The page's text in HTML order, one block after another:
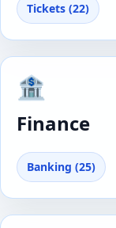
Tickets (22)
🏦
Finance
Banking (25)